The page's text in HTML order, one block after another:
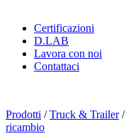
Certificazioni
D.LAB
Lavora con noi
Contattaci
Prodotti /Truck & Trailer/
ricambio